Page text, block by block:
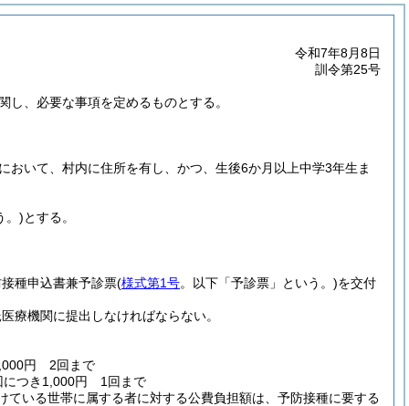
令和7年8月8日
訓令第25号
し、必要な事項を定めるものとする。
おいて、村内に住所を有し、かつ、生後6か月以上中学3年生ま
。)とする。
種申込書兼予診票(様式第1号。以下「予診票」という。)を交付
療機関に提出しなければならない。
円 2回まで
につき1,000円 1回まで
ている世帯に属する者に対する公費負担額は、予防接種に要する